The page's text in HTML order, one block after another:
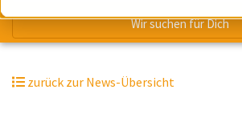
zurück zur News-Übersicht
Wir suchen für Dich